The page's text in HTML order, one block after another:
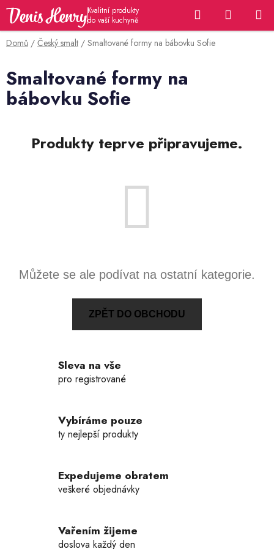
Přejít
obsah
Hledat
KOŠÍK
Domů / Český smalt / Smaltované formy na bábovku Sofie
Smaltované formy na
bábovku Sofie
Produkty teprve připravujeme.
Můžete se ale podívat na ostatní kategorie.
ZPĚT DO OBCHODU
Sleva na vše
pro registrované
Vybíráme pouze
ty nejlepší produkty
Expedujeme obratem
veškeré objednávky
Vařením žijeme
doslova každý den